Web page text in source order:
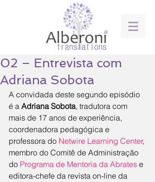
02 – Entrevista com
Adriana Sobota
A convidada deste segundo episódio
é a Adriana Sobota, tradutora com
mais de 17 anos de experiência,
coordenadora pedagógica e
professora do Netwire Learning Center,
membro do Comitê de Administração
do Programa de Mentoria da Abrates e
editora-chefe da revista on-line da